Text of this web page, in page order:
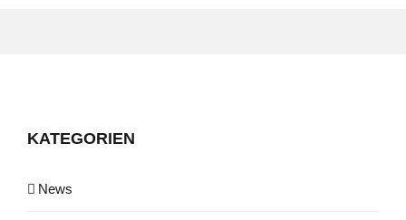
KATE­GO­RIEN
News